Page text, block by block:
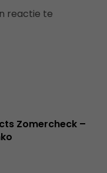
reactie te
Zomercheck –